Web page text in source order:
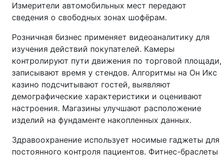
Измерители автомобильных мест передают
сведения о свободных зонах шофёрам.
Розничная бизнес применяет видеоаналитику для
изучения действий покупателей. Камеры
контролируют пути движения по торговой площади,
записывают время у стендов. Алгоритмы на Он Икс
казино подсчитывают гостей, выявляют
демографические характеристики и оценивают
настроения. Магазины улучшают расположение
изделий на фундаменте накопленных данных.
Здравоохранение использует носимые гаджеты для
постоянного контроля пациентов. Фитнес-браслеты